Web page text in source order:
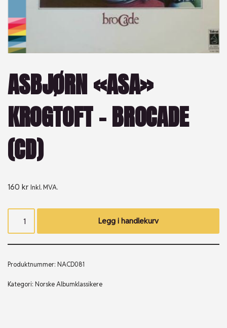
ASBJØRN «ASA»
KROGTOFT – BROCADE
(CD)
160 kr Inkl. MVA.
Legg i handlekurv
Produktnummer: NACD081
Kategori: Norske Albumklassikere